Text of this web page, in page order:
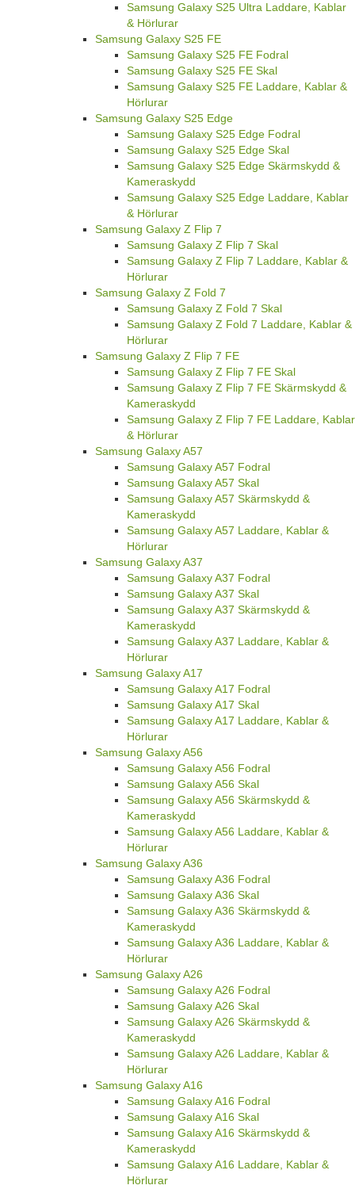
Samsung Galaxy S25 Ultra Laddare, Kablar
& Hörlurar
Samsung Galaxy S25 FE
Samsung Galaxy S25 FE Fodral
Samsung Galaxy S25 FE Skal
Samsung Galaxy S25 FE Laddare, Kablar &
Hörlurar
Samsung Galaxy S25 Edge
Samsung Galaxy S25 Edge Fodral
Samsung Galaxy S25 Edge Skal
Samsung Galaxy S25 Edge Skärmskydd &
Kameraskydd
Samsung Galaxy S25 Edge Laddare, Kablar
& Hörlurar
Samsung Galaxy Z Flip 7
Samsung Galaxy Z Flip 7 Skal
Samsung Galaxy Z Flip 7 Laddare, Kablar &
Hörlurar
Samsung Galaxy Z Fold 7
Samsung Galaxy Z Fold 7 Skal
Samsung Galaxy Z Fold 7 Laddare, Kablar &
Hörlurar
Samsung Galaxy Z Flip 7 FE
Samsung Galaxy Z Flip 7 FE Skal
Samsung Galaxy Z Flip 7 FE Skärmskydd &
Kameraskydd
Samsung Galaxy Z Flip 7 FE Laddare, Kablar
& Hörlurar
Samsung Galaxy A57
Samsung Galaxy A57 Fodral
Samsung Galaxy A57 Skal
Samsung Galaxy A57 Skärmskydd &
Kameraskydd
Samsung Galaxy A57 Laddare, Kablar &
Hörlurar
Samsung Galaxy A37
Samsung Galaxy A37 Fodral
Samsung Galaxy A37 Skal
Samsung Galaxy A37 Skärmskydd &
Kameraskydd
Samsung Galaxy A37 Laddare, Kablar &
Hörlurar
Samsung Galaxy A17
Samsung Galaxy A17 Fodral
Samsung Galaxy A17 Skal
Samsung Galaxy A17 Laddare, Kablar &
Hörlurar
Samsung Galaxy A56
Samsung Galaxy A56 Fodral
Samsung Galaxy A56 Skal
Samsung Galaxy A56 Skärmskydd &
Kameraskydd
Samsung Galaxy A56 Laddare, Kablar &
Hörlurar
Samsung Galaxy A36
Samsung Galaxy A36 Fodral
Samsung Galaxy A36 Skal
Samsung Galaxy A36 Skärmskydd &
Kameraskydd
Samsung Galaxy A36 Laddare, Kablar &
Hörlurar
Samsung Galaxy A26
Samsung Galaxy A26 Fodral
Samsung Galaxy A26 Skal
Samsung Galaxy A26 Skärmskydd &
Kameraskydd
Samsung Galaxy A26 Laddare, Kablar &
Hörlurar
Samsung Galaxy A16
Samsung Galaxy A16 Fodral
Samsung Galaxy A16 Skal
Samsung Galaxy A16 Skärmskydd &
Kameraskydd
Samsung Galaxy A16 Laddare, Kablar &
Hörlurar